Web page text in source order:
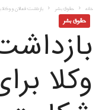
خانه حقوق بشر بازداشت فعالان و
حقوق بشر
وکلا